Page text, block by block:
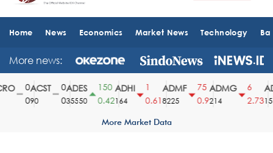
Home News Economics Market News Technology
More news:
ACST
90
ADES
35550
150
0.42
ADHI
164
0.61
ADMF
8225
75
0.9
ADMG
214
2.73
More Market Data